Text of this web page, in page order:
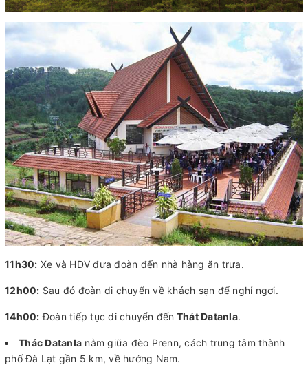
11h30: Xe và HDV đưa đoàn đến nhà hàng ăn trưa.
12h00: Sau đó đoàn di chuyển về khách sạn để nghỉ ngơi.
14h00: Đoàn tiếp tục di chuyển đến Thát Datanla.
Thác Datanla nằm giữa đèo Prenn, cách trung tâm thành
phố Đà Lạt gần 5 km, về hướng Nam.